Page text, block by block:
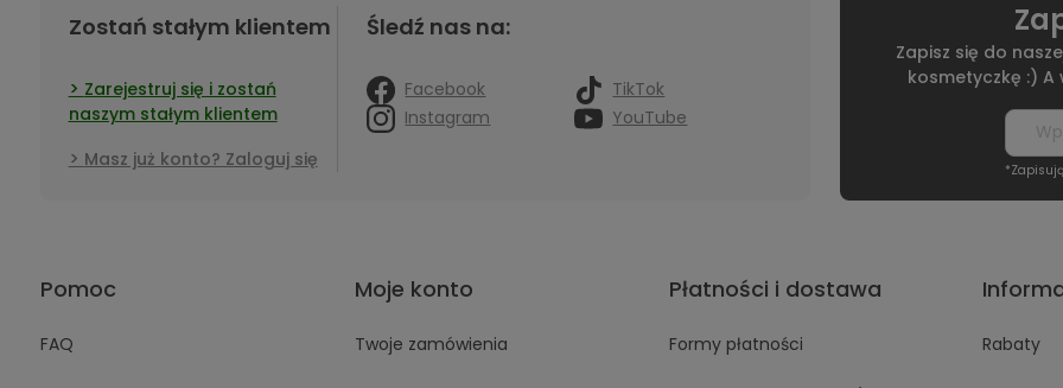
Zostań stałym klientem
Zarejestruj się i zostań
naszym stałym klientem
Masz już konto? Zaloguj się
Śledź nas na:
Facebook
TikTok
Instagram
YouTube
Zapisz się do
kosmetyczkę :)
Pomoc
FAQ
Moje konto
Twoje zamówienia
Płatności i dostawa
Formy płatności Rabaty